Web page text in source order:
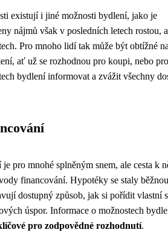
existují i ​​jiné možnosti bydlení, jako je
nájmů však v posledních letech rostou,
Pro mnoho lidí tak může být obtížné
ať už se rozhodnou pro koupi, nebo
bydlení informovat a zvážit všechny
pro mnohé splněným snem, ale cesta k
financování. Hypotéky se staly běžnou
dostupný způsob, jak si pořídit vlastní
úspor. Informace o možnostech
pro zodpovědné rozhodnutí.